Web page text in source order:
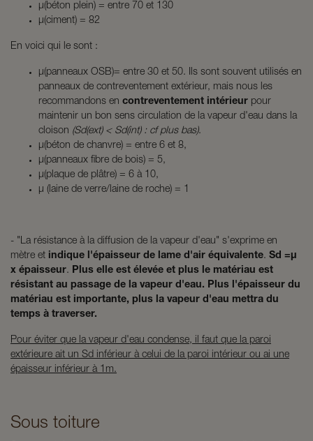
µ(béton plein) = entre 70 et 130
µ(ciment) = 82
En voici qui le sont :
µ(panneaux OSB)= entre 30 et 50. Ils sont souvent utilisés en
panneaux de contreventement extérieur, mais nous les
recommandons en contreventement intérieur pour
maintenir un bon sens circulation de la vapeur d'eau dans la
cloison (Sd(ext) < Sd(int) : cf plus bas).
µ(béton de chanvre) = entre 6 et 8,
µ(panneaux fibre de bois) = 5,
µ(plaque de plâtre) = 6 à 10,
µ (laine de verre/laine de roche) = 1
- "La résistance à la diffusion de la vapeur d'eau" s'exprime en
mètre et indique l'épaisseur de lame d'air équivalente. Sd =µ
x épaisseur. Plus elle est élevée et plus le matériau est
résistant au passage de la vapeur d'eau. Plus l'épaisseur du
matériau est importante, plus la vapeur d'eau mettra du
temps à traverser.
Pour éviter que la vapeur d'eau condense, il faut que la paroi
extérieure ait un Sd inférieur à celui de la paroi intérieur ou ai une
épaisseur inférieur à 1m.
Sous toiture